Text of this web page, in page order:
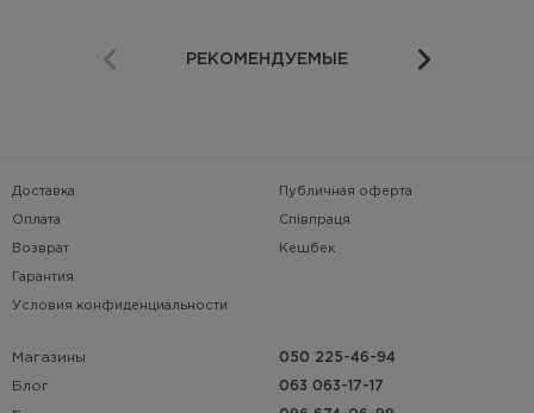
РЕКОМЕНДУЕМЫЕ
Доставка
Оплата
Возврат
Гарантия
Условия конфиденциальности
Публичная оферта
Співпраця
Кешбек
Магазины
Блог
050 225-46-94
063 063-17-17